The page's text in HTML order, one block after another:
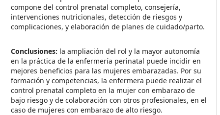
compone del control prenatal completo, consejería,
intervenciones nutricionales, detección de riesgos y
complicaciones, y elaboración de planes de cuidado/parto.
Conclusiones: la ampliación del rol y la mayor autonomía
en la práctica de la enfermería perinatal puede incidir en
mejores beneficios para las mujeres embarazadas. Por su
formación y competencias, la enfermera puede realizar el
control prenatal completo en la mujer con embarazo de
bajo riesgo y de colaboración con otros profesionales, en el
caso de mujeres con embarazo de alto riesgo.